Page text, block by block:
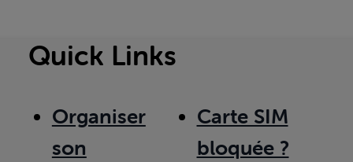
Quick Links
Organiser
son
Carte SIM
bloquée ?